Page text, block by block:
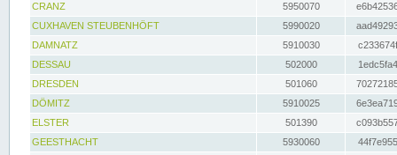
CRANZ
5950070
CUXHAVEN STEUBENHÖFT
5990020
DAMNATZ
5910030
DESSAU
502000
DRESDEN
501060
DÖMITZ
5910025
ELSTER
501390
GEESTHACHT
5930060